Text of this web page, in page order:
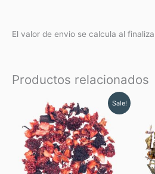
El valor de envio se calcula al
Productos relacionados
Sale!
de
precios:
desde
$ 5.72
hasta
$ 14.28
Este
producto
múltiples
variantes.
Las